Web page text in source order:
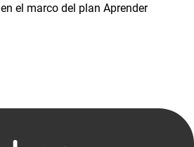
el marco del plan Aprender